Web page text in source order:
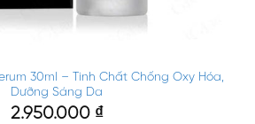
30ml – Tinh Chất Chống Oxy Hóa,
Dưỡng Sáng Da
2.950.000 ₫